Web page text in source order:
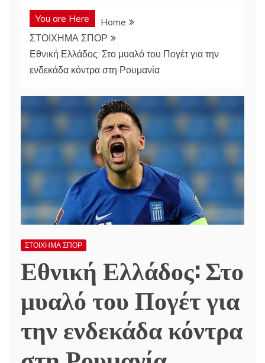
You are Here
Home
ΣΤΟΙΧΗΜΑ ΣΠΟΡ
Εθνική Ελλάδος: Στο μυαλό του Πογέτ για την
ενδεκάδα κόντρα στη Ρουμανία
ΣΤΟΙΧΗΜΑ ΣΠΟΡ
Εθνική Ελλάδος: Στο
μυαλό του Πογέτ για
την ενδεκάδα κόντρα